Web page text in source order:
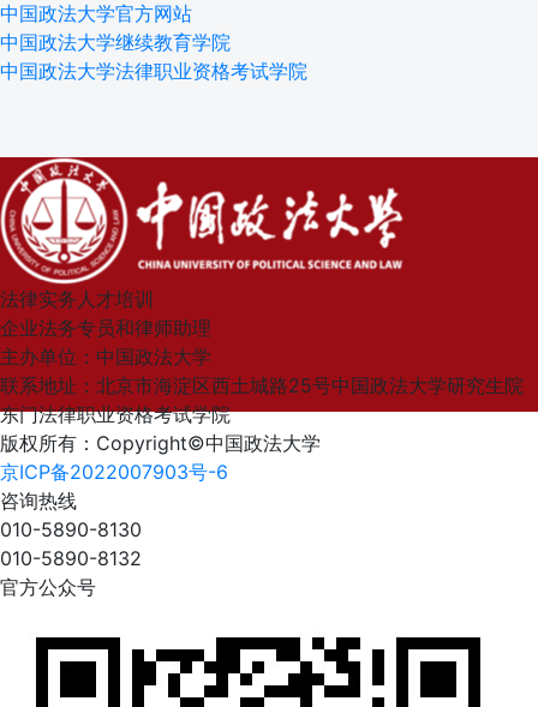
中国政法大学官方网站
中国政法大学继续教育学院
中国政法大学法律职业资格考试学院
法律实务人才培训
企业法务专员和律师助理
主办单位：中国政法大学
联系地址：北京市海淀区西土城路25号中国政法大学研究生院
东门法律职业资格考试学院
版权所有：Copyright©中国政法大学
京ICP备2022007903号-6
咨询热线
010-5890-8130
010-5890-8132
官方公众号